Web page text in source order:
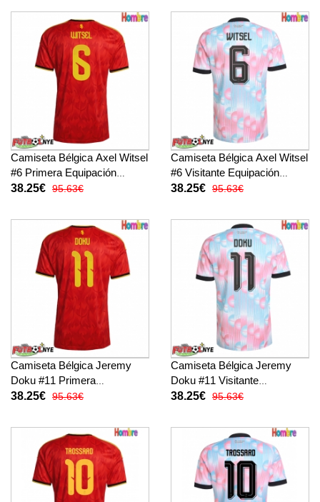
Camiseta Bélgica Axel Witsel
#6 Primera Equipación
Mundial 2026 manga corta
38.25€ 95.63€
Camiseta Bélgica Axel Witsel
#6 Visitante Equipación
Mundial 2026 manga corta
38.25€ 95.63€
Camiseta Bélgica Jeremy
Doku #11 Primera
Equipación Mundial 2026
38.25€ 95.63€
Camiseta Bélgica Jeremy
Doku #11 Visitante
Equipación Mundial 2026
38.25€ 95.63€